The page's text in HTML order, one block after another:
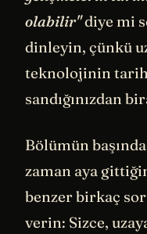
olabilir"diye mi
dinleyin, çünkü
teknolojinin
sandığınızdan
Bölümün
zaman aya
benzer birkaç
verin: Sizce,